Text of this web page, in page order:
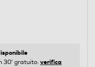
30' gratuito: verifica